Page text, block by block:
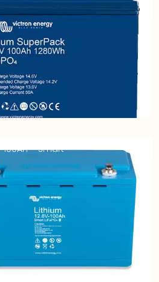
100Ah – Smart